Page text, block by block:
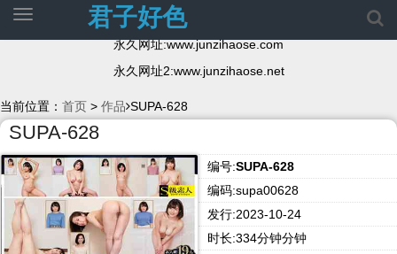
君子好色
切
永久网址:www.junzihaose.com
永久网址2:www.junzihaose.net
当前位置： 首页 > 作品 SUPA-628
SUPA-628
编号:SUPA-628
编码:supa00628
发行:2023-10-24
时长:334分钟分钟